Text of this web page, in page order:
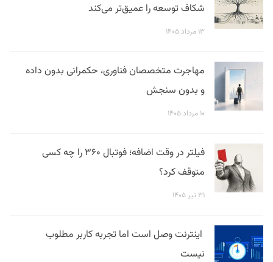
شکاف توسعه را عمیق‌تر می‌کند
۱۳ مرداد ۱۴۰۵
مهاجرت متخصصان فناوری، حکمرانی بدون داده
و بدون سنجش
۱۰ مرداد ۱۴۰۵
فیلتر در وقت اضافه؛ فوتبال ۳۶۰ را چه کسی
متوقف کرد؟
۳۱ تیر ۱۴۰۵
اینترنت وصل است اما تجربه کاربر مطلوب
نیست